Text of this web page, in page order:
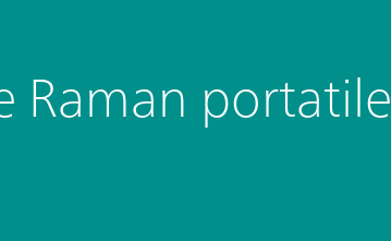
Raman portatile